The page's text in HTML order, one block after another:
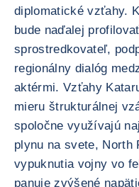
diplomatické vzťahy.
bude naďalej
sprostredkovateľ,
regionálny dialóg
aktérmi. Vzťahy
mieru štrukturálnej
spoločne využívajú
plynu na svete, North
vypuknutia vojny vo
panuje zvýšené